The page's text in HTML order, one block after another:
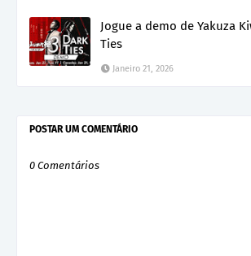
Jogue a demo de Yakuza
Ties
Janeiro 21, 2026
POSTAR UM COMENTÁRIO
0 Comentários